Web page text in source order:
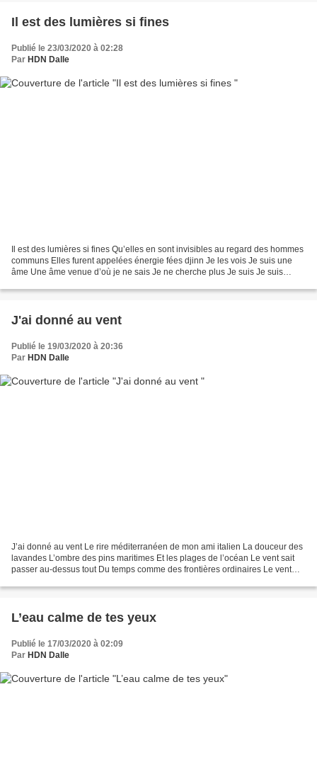
Il est des lumières si fines
Publié le 23/03/2020 à 02:28
Par HDN Dalle
Il est des lumières si fines Qu’elles en sont invisibles au regard des hommes
communs Elles furent appelées énergie fées djinn Je les vois Je suis une
âme Une âme venue d’où je ne sais Je ne cherche plus Je suis Je suis
J'ai donné au vent
Publié le 19/03/2020 à 20:36
Par HDN Dalle
J’ai donné au vent Le rire méditerranéen de mon ami italien La douceur des
lavandes L’ombre des pins maritimes Et les plages de l’océan Le vent sait
passer au-dessus tout Du temps comme des frontières ordinaires Le vent
L’eau calme de tes yeux
Publié le 17/03/2020 à 02:09
Par HDN Dalle